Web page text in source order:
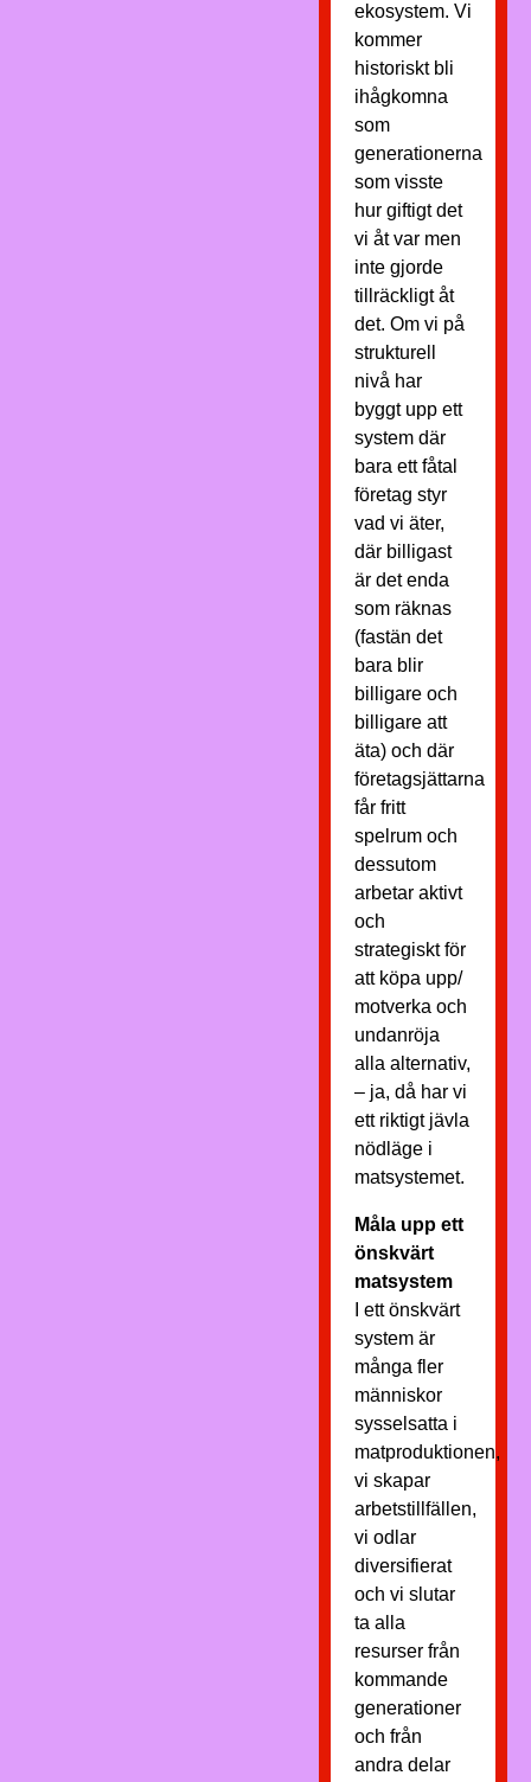
ekosystem. Vi
kommer
historiskt bli
ihågkomna
som
generationerna
som visste
hur giftigt det
vi åt var men
inte gjorde
tillräckligt åt
det. Om vi på
strukturell
nivå har
byggt upp ett
system där
bara ett fåtal
företag styr
vad vi äter,
där billigast
är det enda
som räknas
(fastän det
bara blir
billigare och
billigare att
äta) och där
företagsjättarna
får fritt
spelrum och
dessutom
arbetar aktivt
och
strategiskt för
att köpa upp/
motverka och
undanröja
alla alternativ,
– ja, då har vi
ett riktigt jävla
nödläge i
matsystemet.
Måla upp ett
önskvärt
matsystem
I ett önskvärt
system är
många fler
människor
sysselsatta i
matproduktionen,
vi skapar
arbetstillfällen,
vi odlar
diversifierat
och vi slutar
ta alla
resurser från
kommande
generationer
och från
andra delar